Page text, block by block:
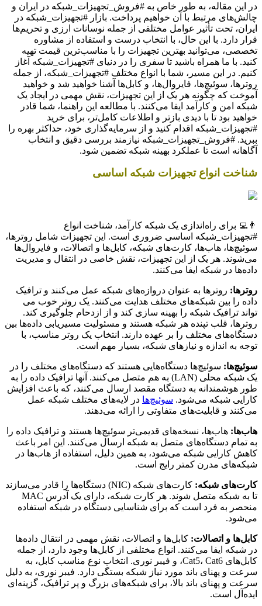
در این مقاله، به طور خاص به #فروش_تجهیزات_شبکه در ایران و
چالش‌های مرتبط با آن خواهیم پرداخت. بازار #تجهیزات_شبکه در
ایران، تحت تأثیر عوامل مختلفی از جمله نوسانات ارزی و تحریم‌ها
قرار دارد. با این حال، با انتخاب درست و استفاده از مشاوره
تخصصی، می‌توانید بهترین تجهیزات را با مناسب‌ترین قیمت تهیه
کنید. با ما همراه باشید تا سفری را در دنیای #تجهیزات_شبکه آغاز
کنیم. در این مسیر، شما با انواع مختلف #تجهیزات_شبکه، از جمله
روترها، سوئیچ‌ها، فایروال‌ها، و کابل‌ها آشنا خواهید شد و خواهید
آموخت که چگونه هر یک از این تجهیزات، نقش مهمی در ایجاد یک
شبکه امن و کارآمد ایفا می‌کنند. با مطالعه این راهنما، شما قادر
خواهید بود تا با دیدی بازتر و اطلاعات کامل‌تر، برای خرید
#تجهیزات_شبکه اقدام کنید و از سرمایه‌گذاری خود، حداکثر بهره را
ببرید. #فروش_تجهیزات_شبکه نیازمند بررسی دقیق و انتخاب
آگاهانه است تا عملکرد بهینه شبکه تضمین شود.
شناخت انواع تجهیزات شبکه اساسی
👨‍💻 برای راه‌اندازی یک شبکه کارآمد، شناخت انواع
#تجهیزات_شبکه اساسی ضروری است. این تجهیزات شامل روترها،
سوئیچ‌ها، هاب‌ها، کارت‌های شبکه، کابل‌ها و اتصالات، و فایروال‌ها
می‌شوند. هر یک از این تجهیزات، نقش خاصی در انتقال و مدیریت
داده‌ها در شبکه ایفا می‌کنند.
روترها: روترها به عنوان دروازه‌های شبکه عمل می‌کنند و ترافیک
داده را بین شبکه‌های مختلف هدایت می‌کنند. یک روتر خوب می
تواند ترافیک شبکه را بهینه سازی کند و از ازدحام جلوگیری کند.
روترها، قلب تپنده هر شبکه هستند و مسئولیت مسیریابی داده‌ها بین
دستگاه‌های مختلف را بر عهده دارند. انتخاب یک روتر مناسب، با
توجه به اندازه و نیازهای شبکه، بسیار مهم است.
سوئیچ‌ها: سوئیچ‌ها دستگاه‌هایی هستند که دستگاه‌های مختلف را در
یک شبکه محلی (LAN) به هم متصل می‌کنند. آنها ترافیک داده را به
طور هوشمندانه به دستگاه مقصد ارسال می‌کنند، که باعث افزایش
کارایی شبکه می‌شود. سوئیچ‌ها در لایه‌های مختلف شبکه عمل
می‌کنند و قابلیت‌های متفاوتی را ارائه می‌دهند.
هاب‌ها: هاب‌ها، نسخه‌های قدیمی‌تر سوئیچ‌ها هستند و ترافیک داده را
به تمام دستگاه‌های متصل به شبکه ارسال می‌کنند. این امر باعث
کاهش کارایی شبکه می‌شود، به همین دلیل، استفاده از هاب‌ها در
شبکه‌های مدرن کمتر رایج است.
کارت‌های شبکه:
کارت‌های شبکه (NIC) دستگاه‌ها را قادر می‌سازند
تا به شبکه متصل شوند. هر کارت شبکه، دارای یک آدرس MAC
منحصر به فرد است که برای شناسایی دستگاه در شبکه استفاده
می‌شود.
کابل‌ها و اتصالات: کابل‌ها و اتصالات، نقش مهمی در انتقال داده‌ها
در شبکه ایفا می‌کنند. انواع مختلفی از کابل‌ها وجود دارد، از جمله
کابل‌های Cat5، Cat6، و فیبر نوری. انتخاب نوع مناسب کابل، به
سرعت و پهنای باند مورد نیاز شبکه بستگی دارد. فیبر نوری، به دلیل
سرعت و پهنای باند بالا، برای شبکه‌های بزرگ و پر ترافیک، گزینه‌ای
ایده‌آل است.